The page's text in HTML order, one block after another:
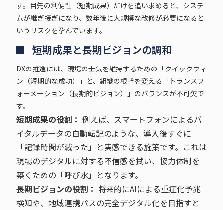
す。目先の利便性（短期成果）だけを追い求めると、システ
ムが継ぎ接ぎになり、数年後に大規模な改修が必要になると
いうリスクを孕んでいます。
短期成果と長期ビジョンの調和
DXの推進には、現場の士気を維持するための「クイックウィ
ン（短期的な成功）」と、組織の根幹を変える「トランスフ
ォーメーション（長期的ビジョン）」のバランスが不可欠で
す。
短期成果の役割： 例えば、スマートフォンによるバ
イタルデータの自動転記のような、導入後すぐに
「記録時間が減った」と実感できる施策です。これは
現場のデジタルに対する不信感を拭い、協力体制を
築くための「呼び水」となります。
長期ビジョンの役割： 将来的にAIによる重症化予兆
検知や、地域連携パスの完全デジタル化を目指すと